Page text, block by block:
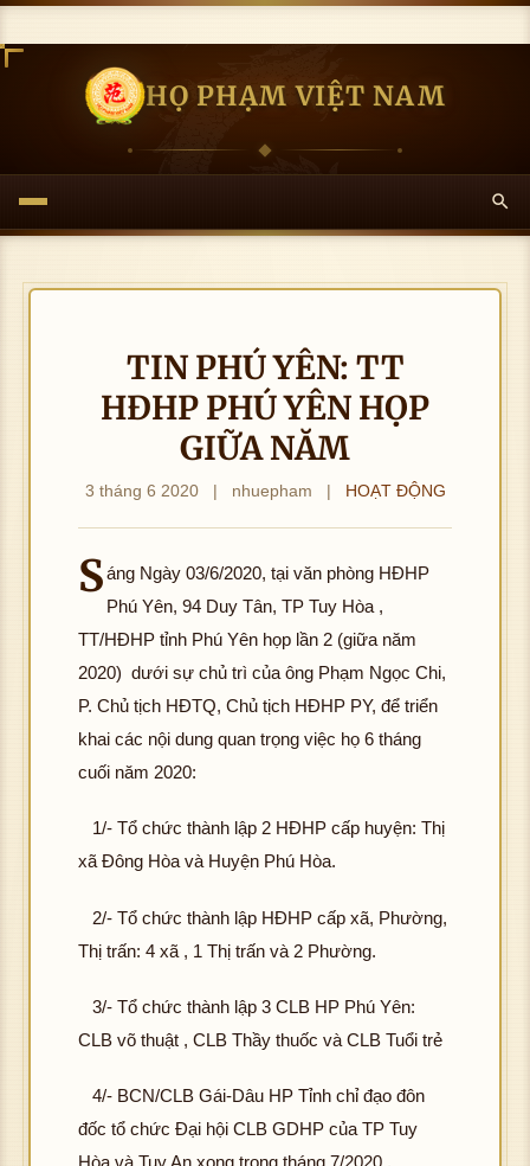
HỌ PHẠM VIỆT NAM
TIN PHÚ YÊN: TT
HĐHP PHÚ YÊN HỌP
GIỮA NĂM
3 tháng 6 2020 | nhuepham | HOẠT ĐỘNG
Sáng Ngày 03/6/2020, tại văn phòng HĐHP
Phú Yên, 94 Duy Tân, TP Tuy Hòa ,
TT/HĐHP tỉnh Phú Yên họp lần 2 (giữa năm
2020) dưới sự chủ trì của ông Phạm Ngọc Chi,
P. Chủ tịch HĐTQ, Chủ tịch HĐHP PY, để triển
khai các nội dung quan trọng việc họ 6 tháng
cuối năm 2020:
1/- Tổ chức thành lập 2 HĐHP cấp huyện: Thị
xã Đông Hòa và Huyện Phú Hòa.
2/- Tổ chức thành lập HĐHP cấp xã, Phường,
Thị trấn: 4 xã , 1 Thị trấn và 2 Phường.
3/- Tổ chức thành lập 3 CLB HP Phú Yên:
CLB võ thuật , CLB Thầy thuốc và CLB Tuổi trẻ
4/- BCN/CLB Gái-Dâu HP Tỉnh chỉ đạo đôn
đốc tổ chức Đại hội CLB GDHP của TP Tuy
Hòa và Tuy An xong trong tháng 7/2020 .